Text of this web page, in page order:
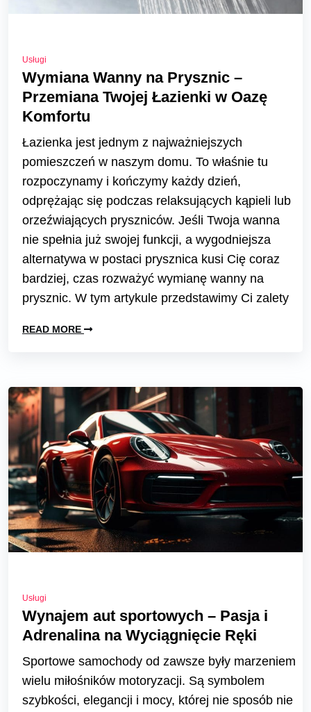
Usługi
Wymiana Wanny na Prysznic –
Przemiana Twojej Łazienki w Oazę
Komfortu
Łazienka jest jednym z najważniejszych
pomieszczeń w naszym domu. To właśnie tu
rozpoczynamy i kończymy każdy dzień,
odprężając się podczas relaksujących kąpieli lub
orzeźwiających pryszniców. Jeśli Twoja wanna
nie spełnia już swojej funkcji, a wygodniejsza
alternatywa w postaci prysznica kusi Cię coraz
bardziej, czas rozważyć wymianę wanny na
prysznic. W tym artykule przedstawimy Ci zalety
READ MORE
Usługi
Wynajem aut sportowych – Pasja i
Adrenalina na Wyciągnięcie Ręki
Sportowe samochody od zawsze były marzeniem
wielu miłośników motoryzacji. Są symbolem
szybkości, elegancji i mocy, której nie sposób nie